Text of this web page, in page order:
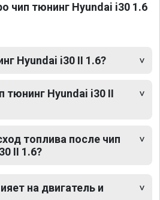
чип тюнинг Hyundai i30 1.6
Hyundai i30 II 1.6?
тюнинг Hyundai i30 II
топлива после чип
II 1.6?
на двигатель и